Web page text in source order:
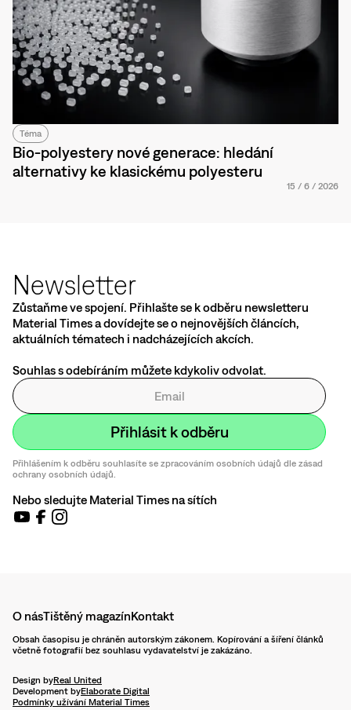
Téma
Bio-polyestery nové generace: hledání
alternativy ke klasickému polyesteru
15 / 6 / 2026
Newsletter
Zůstaňme ve spojení. Přihlašte se k odběru newsletteru
Material Times a dovídejte se o nejnovějších článcích,
aktuálních tématech i nadcházejících akcích.
Souhlas s odebíráním můžete kdykoliv odvolat.
Přihlášením k odběru souhlasíte se zpracováním osobních údajů dle zásad
ochrany osobních údajů.
Nebo sledujte Material Times na sítích
O násTištěný magazínKontakt
Obsah časopisu je chráněn autorským zákonem. Kopírování a šíření článků
včetně fotografií bez souhlasu vydavatelství je zakázáno.
Design byReal United
Development byElaborate Digital
Podmínky užívání Material Times